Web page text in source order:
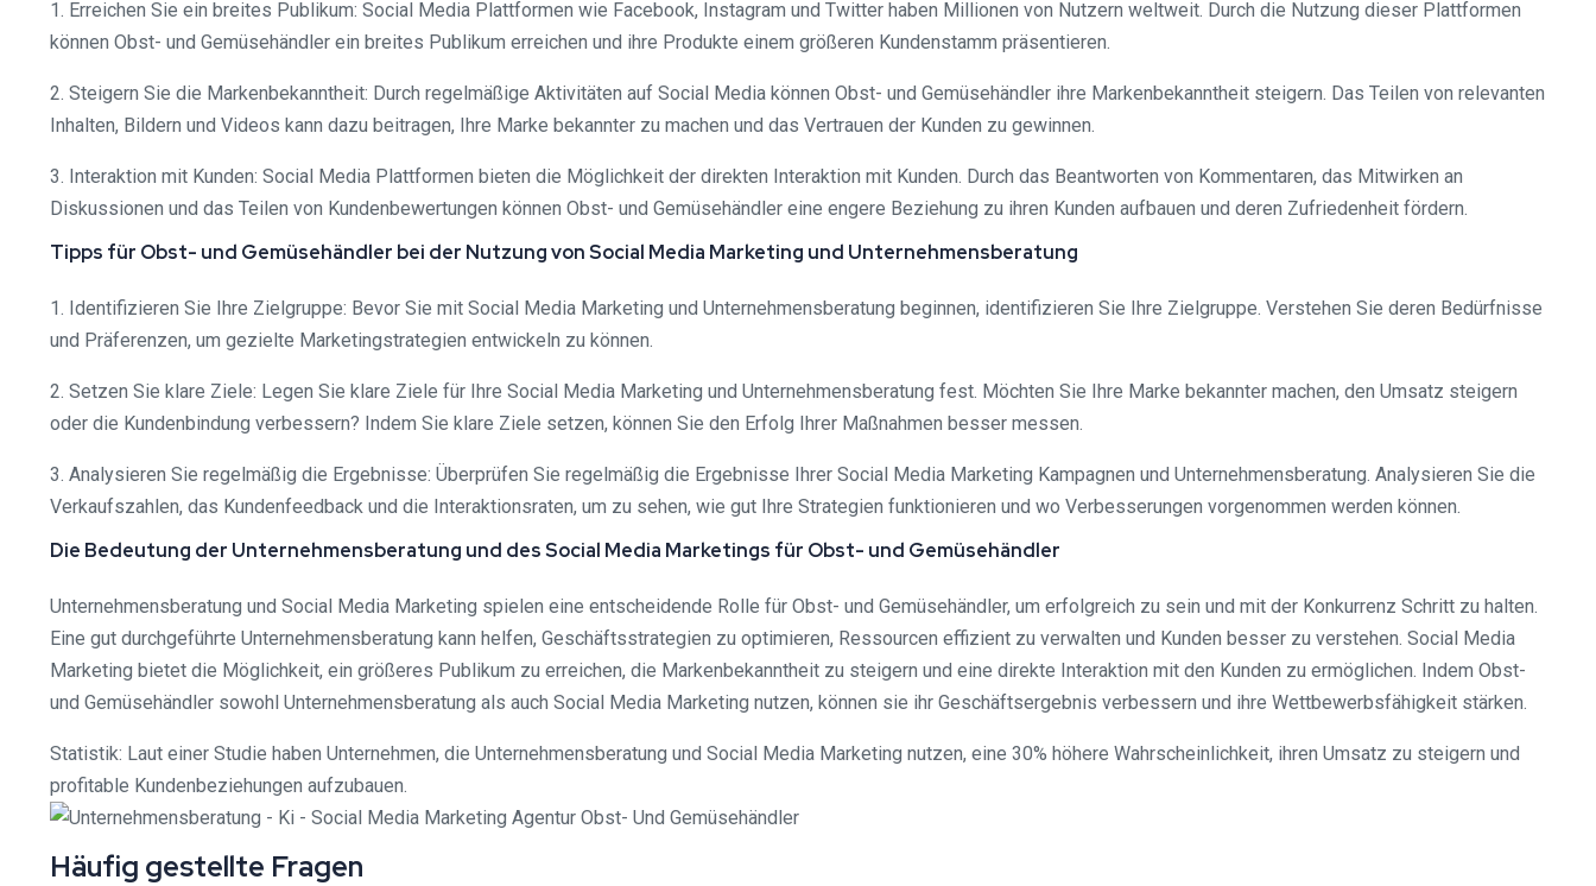
1. Erreichen Sie ein breites Publikum: Social Media Plattformen wie Facebook, Instagram und Twitter haben Millionen von Nutzern weltweit. Durch die Nutzung dieser Plattformen
können Obst- und Gemüsehändler ein breites Publikum erreichen und ihre Produkte einem größeren Kundenstamm präsentieren.
2. Steigern Sie die Markenbekanntheit: Durch regelmäßige Aktivitäten auf Social Media können Obst- und Gemüsehändler ihre Markenbekanntheit steigern. Das Teilen von relevanten
Inhalten, Bildern und Videos kann dazu beitragen, Ihre Marke bekannter zu machen und das Vertrauen der Kunden zu gewinnen.
3. Interaktion mit Kunden: Social Media Plattformen bieten die Möglichkeit der direkten Interaktion mit Kunden. Durch das Beantworten von Kommentaren, das Mitwirken an
Diskussionen und das Teilen von Kundenbewertungen können Obst- und Gemüsehändler eine engere Beziehung zu ihren Kunden aufbauen und deren Zufriedenheit fördern.
Tipps für Obst- und Gemüsehändler bei der Nutzung von Social Media Marketing und Unternehmensberatung
1. Identifizieren Sie Ihre Zielgruppe: Bevor Sie mit Social Media Marketing und Unternehmensberatung beginnen, identifizieren Sie Ihre Zielgruppe. Verstehen Sie deren Bedürfnisse
und Präferenzen, um gezielte Marketingstrategien entwickeln zu können.
2. Setzen Sie klare Ziele: Legen Sie klare Ziele für Ihre Social Media Marketing und Unternehmensberatung fest. Möchten Sie Ihre Marke bekannter machen, den Umsatz steigern
oder die Kundenbindung verbessern? Indem Sie klare Ziele setzen, können Sie den Erfolg Ihrer Maßnahmen besser messen.
3. Analysieren Sie regelmäßig die Ergebnisse: Überprüfen Sie regelmäßig die Ergebnisse Ihrer Social Media Marketing Kampagnen und Unternehmensberatung. Analysieren Sie die
Verkaufszahlen, das Kundenfeedback und die Interaktionsraten, um zu sehen, wie gut Ihre Strategien funktionieren und wo Verbesserungen vorgenommen werden können.
Die Bedeutung der Unternehmensberatung und des Social Media Marketings für Obst- und Gemüsehändler
Unternehmensberatung und Social Media Marketing spielen eine entscheidende Rolle für Obst- und Gemüsehändler, um erfolgreich zu sein und mit der Konkurrenz Schritt zu halten.
Eine gut durchgeführte Unternehmensberatung kann helfen, Geschäftsstrategien zu optimieren, Ressourcen effizient zu verwalten und Kunden besser zu verstehen. Social Media
Marketing bietet die Möglichkeit, ein größeres Publikum zu erreichen, die Markenbekanntheit zu steigern und eine direkte Interaktion mit den Kunden zu ermöglichen. Indem Obst-
und Gemüsehändler sowohl Unternehmensberatung als auch Social Media Marketing nutzen, können sie ihr Geschäftsergebnis verbessern und ihre Wettbewerbsfähigkeit stärken.
Statistik: Laut einer Studie haben Unternehmen, die Unternehmensberatung und Social Media Marketing nutzen, eine 30% höhere Wahrscheinlichkeit, ihren Umsatz zu steigern und
profitable Kundenbeziehungen aufzubauen.
Häufig gestellte Fragen